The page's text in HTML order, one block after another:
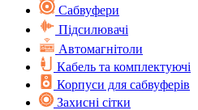
Cабвуфери
Підсилювачі
Автомагнітоли
Кабель та комплектуючі
Корпуси для сабвуферів
Захисні сітки